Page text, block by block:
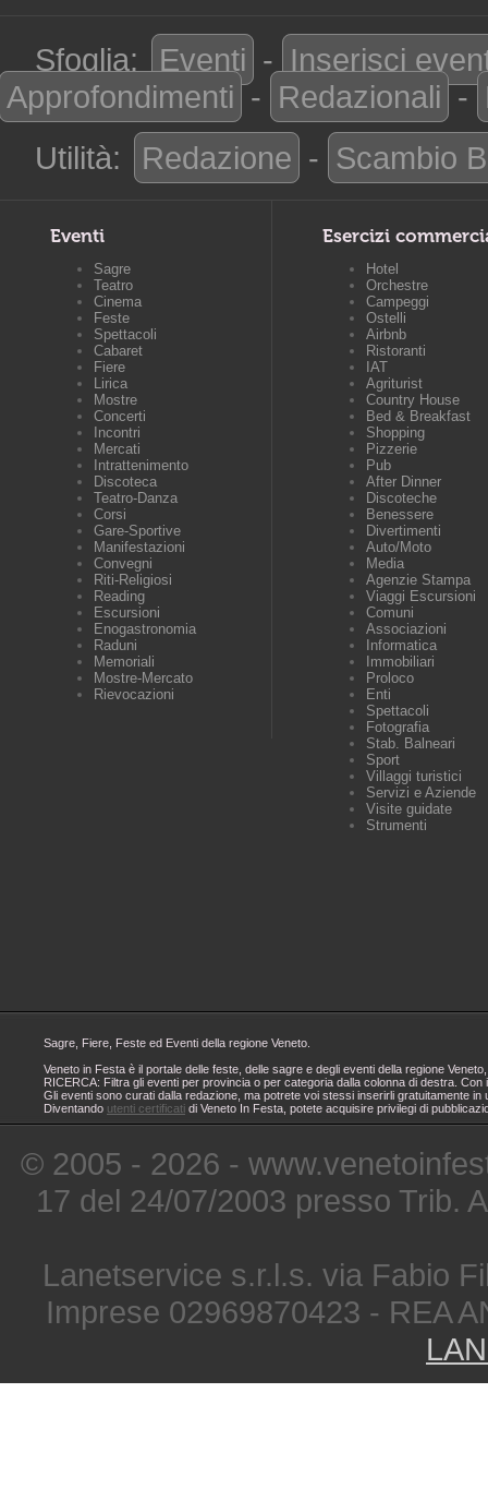
Sfoglia: Eventi - Inserisci
Approfondimenti - Redazionali -
Utilità:
Redazione - Scambio
Eventi
Sagre
Teatro
Cinema
Feste
Spettacoli
Cabaret
Fiere
Lirica
Mostre
Concerti
Incontri
Mercati
Intrattenimento
Discoteca
Teatro-Danza
Corsi
Gare-Sportive
Manifestazioni
Convegni
Riti-Religiosi
Reading
Escursioni
Enogastronomia
Raduni
Memoriali
Mostre-Mercato
Rievocazioni
Esercizi
Hotel
Orchestre
Campeggi
Ostelli
Airbnb
Ristoranti
IAT
Agriturist
Country House
Bed & Breakfast
Shopping
Pizzerie
Pub
After Dinner
Discoteche
Benessere
Divertimenti
Auto/Moto
Media
Agenzie Stampa
Viaggi Escursioni
Comuni
Associazioni
Informatica
Immobiliari
Proloco
Enti
Spettacoli
Fotografia
Stab. Balneari
Sport
Villaggi turistici
Servizi e Aziende
Visite guidate
Strumenti
Sagre, Fiere, Feste ed Eventi della regione Veneto.
Veneto in Festa è il portale delle feste, delle sagre e degli eventi della regione
RICERCA: Filtra gli eventi per provincia o per categoria dalla colonna di destra.
Gli eventi sono curati dalla redazione, ma potrete voi stessi inserirli gratuitamente
Diventando utenti certificati di Veneto In Festa, potete acquisire privilegi di
© 2005 - 2026 -
17 del 24/07/2003 presso Trib.
Lanetservice s.r.l.s. via Fabio
Imprese 02969870423 - REA